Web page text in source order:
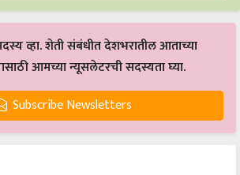
व्हा. शेती संबंधीत देशभरातील आताच्या
आमच्या न्यूसलेटरची सदस्यता घ्या.
Subscribe Newsletters